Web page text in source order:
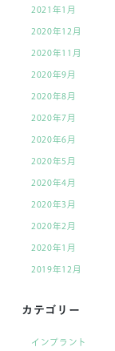
2021年1月
2020年12月
2020年11月
2020年9月
2020年8月
2020年7月
2020年6月
2020年5月
2020年4月
2020年3月
2020年2月
2020年1月
2019年12月
カテゴリー
インプラント